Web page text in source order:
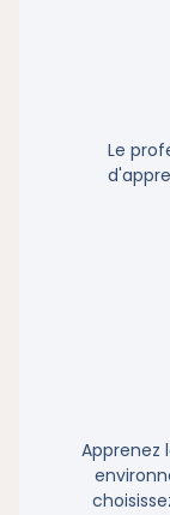
Le
Apprenez